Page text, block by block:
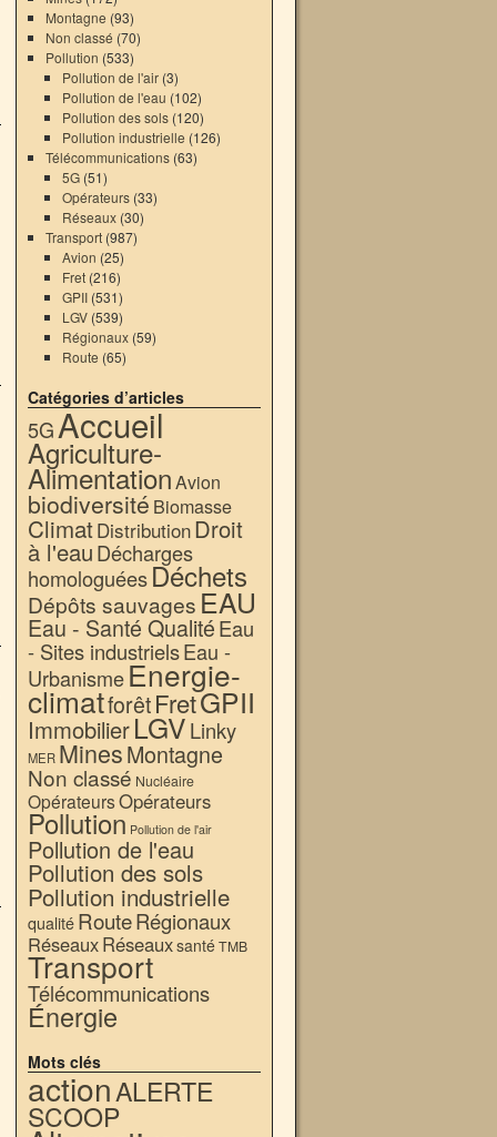
Montagne (93)
Non classé (70)
Pollution (533)
Pollution de l'air (3)
Pollution de l'eau (102)
Pollution des sols (120)
Pollution industrielle (126)
Télécommunications(63)
5G (51)
Opérateurs (33)
Réseaux (30)
Transport(987)
Avion (25)
Fret (216)
GPII (531)
LGV (539)
Régionaux (59)
Route (65)
Catégories d’articles
5GAccueil
Agriculture-
AlimentationAvion
biodiversité Biomasse
ClimatDistributionDroit
à l'eauDécharges
homologuéesDéchets
Dépôts sauvages EAU
Eau - Santé QualitéEau
- Sites industrielsEau -
UrbanismeEnergie-
climatforêtFretGPII
ImmobilierLGVLinky
MER MinesMontagne
Non classé Nucléaire
OpérateursOpérateurs
Pollution Pollution de l'air
Pollution de l'eau
Pollution des sols
Pollution industrielle
qualité RouteRégionaux
RéseauxRéseauxsantéTMB
Transport
Télécommunications
Énergie
Mots clés
actionALERTE
SCOOP